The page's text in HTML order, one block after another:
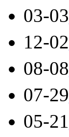
03-03
12-02
08-08
07-29
05-21